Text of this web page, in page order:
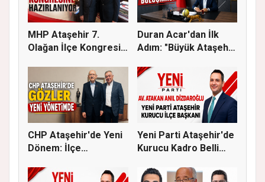
MHP Ataşehir 7.
Olağan İlçe Kongresi
Duran Acar'dan İlk
Adım: "Büyük Ataşehir
CHP Ataşehir'de Yeni
Dönem: İlçe
Yeni Parti Ataşehir'de
Kurucu Kadro Belli